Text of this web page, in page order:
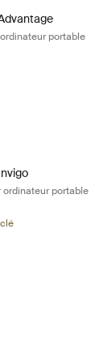
portable
(selected)
ordinateur portable